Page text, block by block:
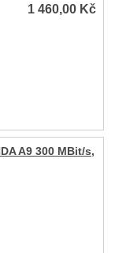
1 460,00 Kč
A9 300 MBit/s,